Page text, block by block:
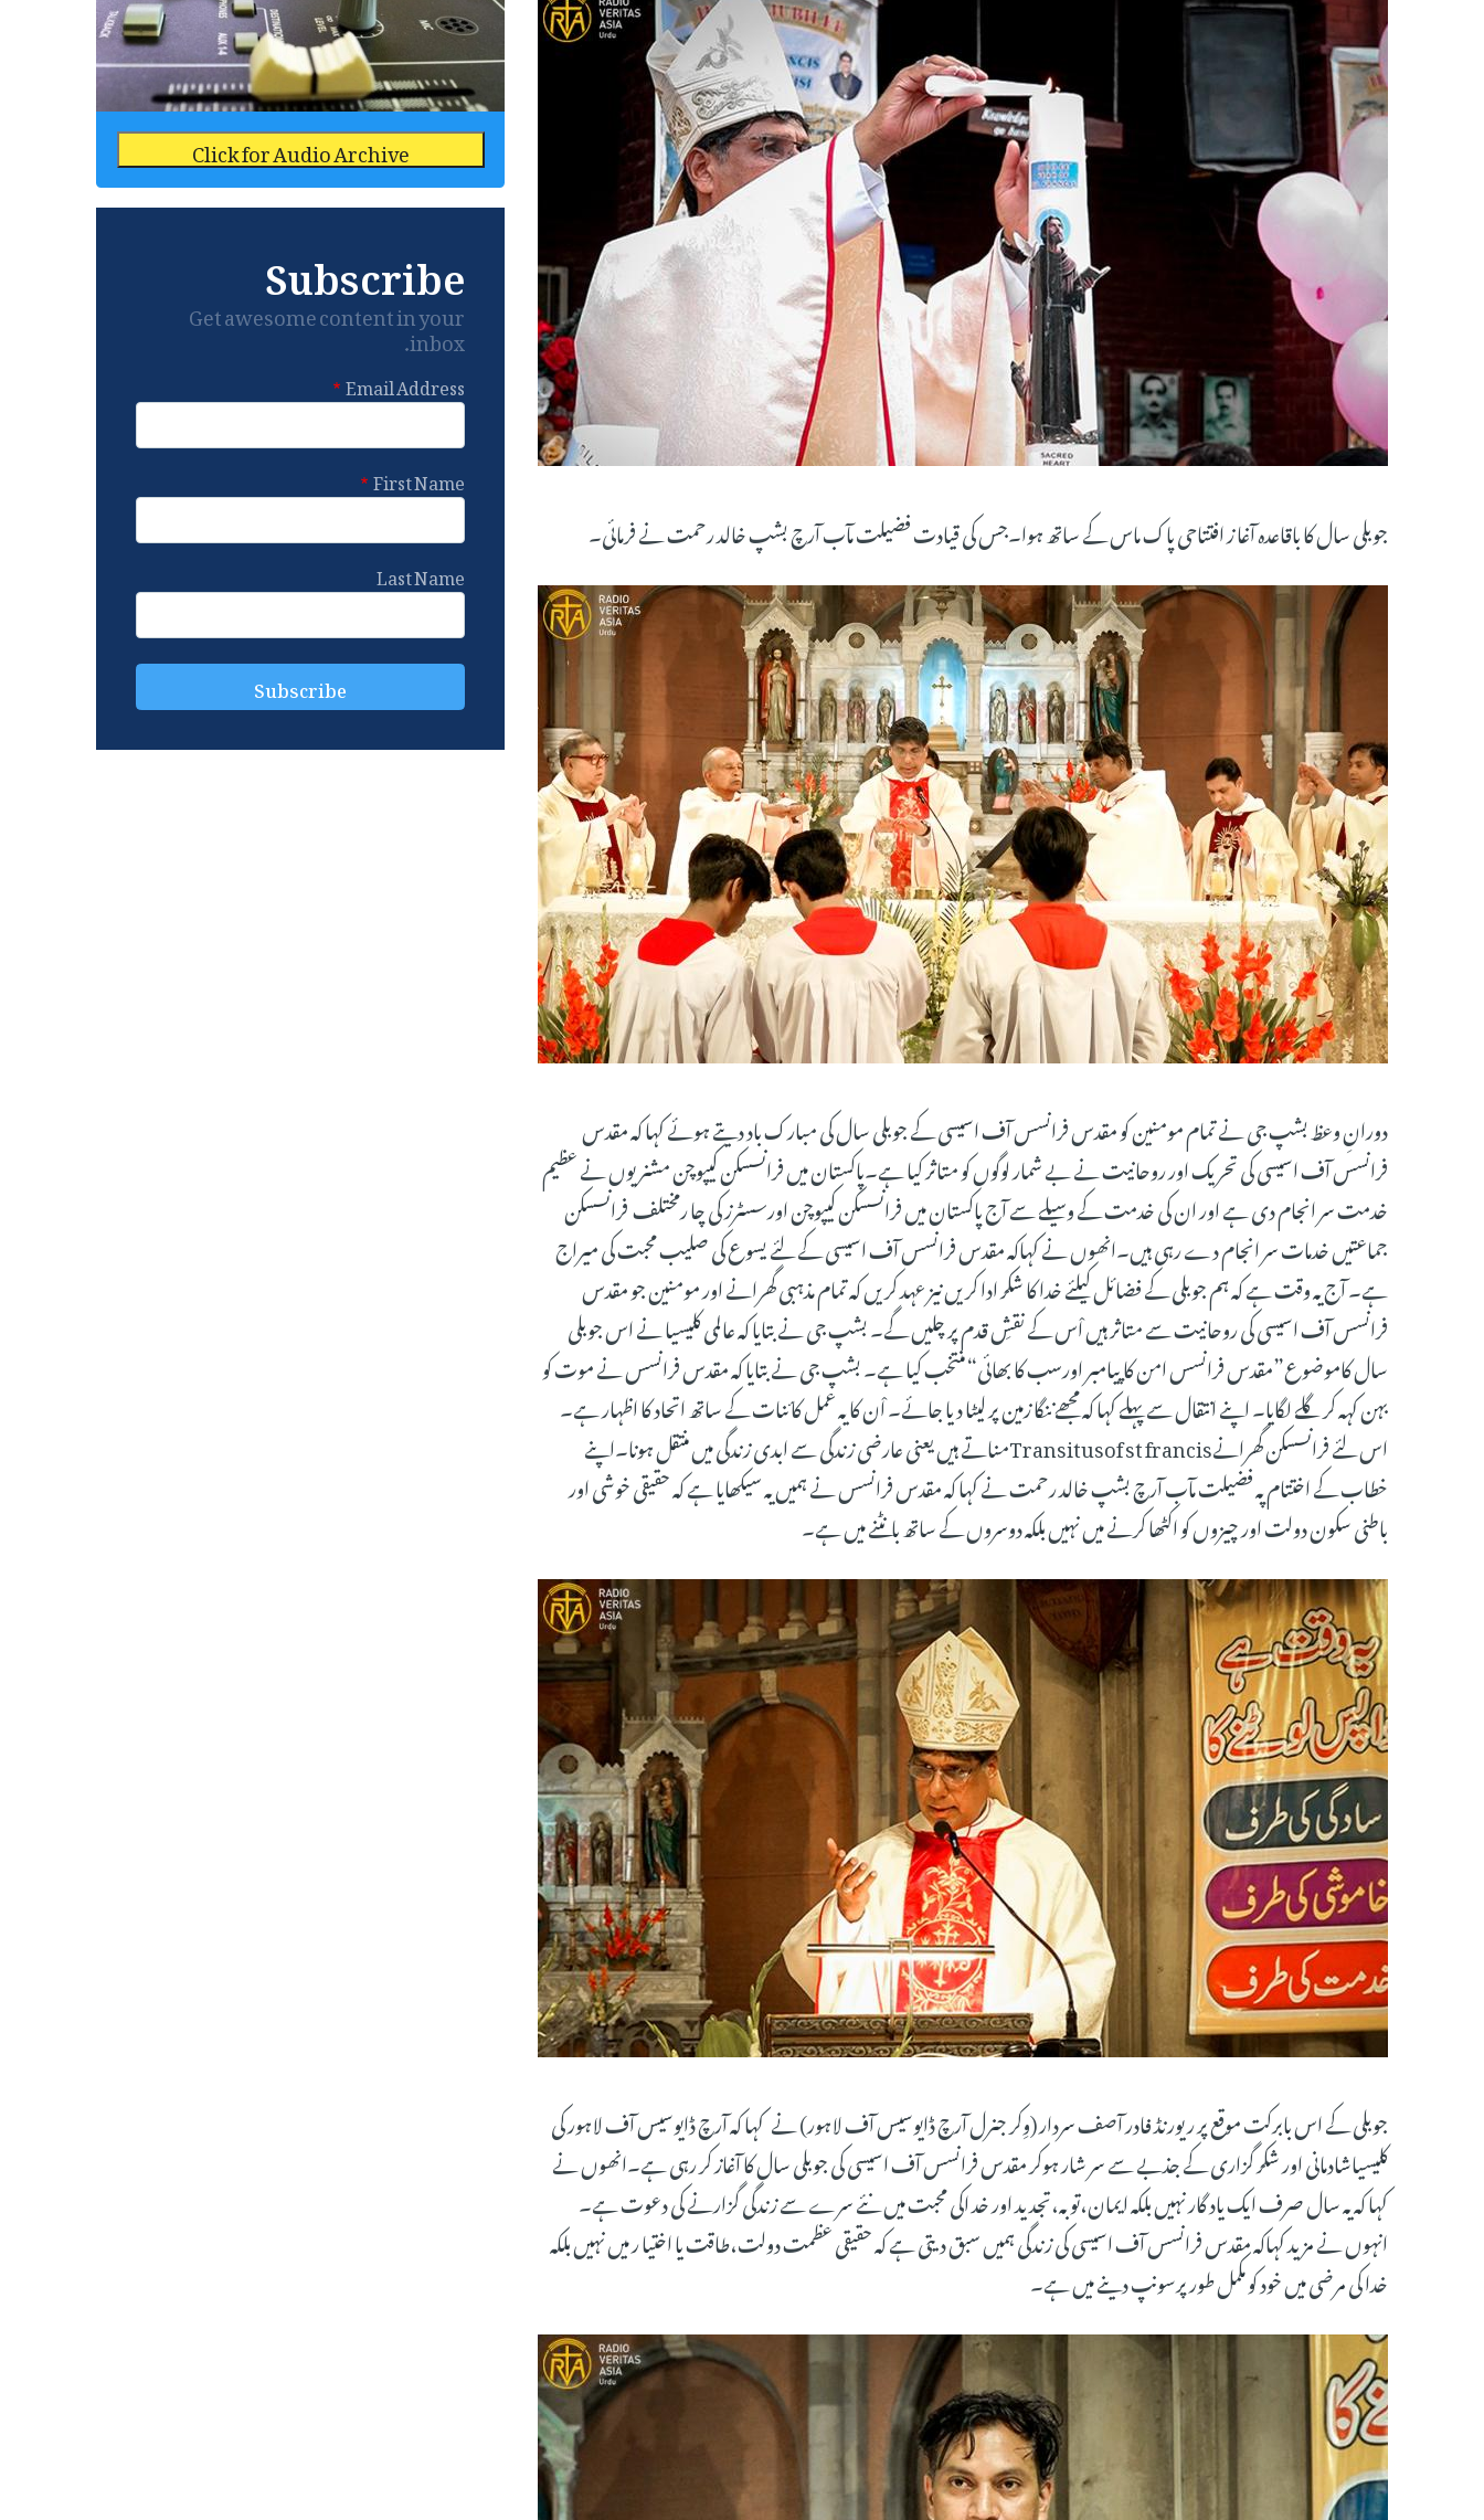
جوبلی سال کا باقاعدہ آغا ز افتتاحی پاک ماس کے ساتھ ہوا۔جس کی قیادت فضیلت مآب آرچ بشپ خالد رحمت نے فرمائی۔
دورانِ وعظ بشپ جی نے تمام مومنین کو مقدس فرانسس آف اسیسی کے جوبلی سال کی مبارک باد دیتے ہوئے کہا کہ مقدس
فرانسس آف اسیسی کی تحریک اور روحانیت نے بے شمار لوگوں کو متاثر کیا ہے۔پاکستان میں فرانسسکن کیپوچن مشنریوں نے عظیم
خدمت سر انجام دی ہے اور ان کی خدمت کے وسیلے سے آج پاکستان میں فرانسسکن کیپوچن اورسسٹرز کی چا رمختلف فرانسسکن
جماعتیں خدمات سر انجام دے رہی ہیں۔انھوں نے کہاکہ مقدس فرانسس آف اسیسی کے لئے یسوع کی صلیب محبت کی میراج
ہے۔ آج یہ وقت ہے کہ ہم جوبلی کے فضائل کیلئے خدا کا شکر ادا کریں نیز عہد کریں کہ تمام مذہبی گھرانے اور مومنین جو مقدس
فرانسس آف اسیسی کی روحانیت سے متاثر ہیں اْس کے نقشِ قدم پر چلیں گے۔ بشپ جی نے بتایا کہ عالمی کلیسیا نے اس جوبلی
سال کاموضوع”مقدس فرانسس امن کا پیامبر اورسب کا بھائی“ منتخب کیا ہے۔ بشپ جی نے بتایا کہ مقدس فرانسس نے موت کو
بہن کہہ کر گلے لگایا۔ اپنے انتقال سے پہلے کہا کہ مجھے ننگا زمین پر لیٹا دیا جائے۔ اْن کا یہ عمل کائنات کے ساتھ اتحاد کا اظہار ہے۔
اس لئے فرانسسکن گھرانےTransitusof st francisمناتے ہیں یعنی عارضی زندگی سے ابدی زندگی میں منتقل ہونا۔اپنے
خطاب کے اختتام پہ فضیلت مآب آرچ بشپ خالد رحمت نے کہا کہ مقدس فرانسس نے ہمیں یہ سیکھایا ہے کہ حقیقی خوشی اور
باطنی سکون دولت اور چیزوں کو اکٹھا کرنے میں نہیں بلکہ دوسروں کے ساتھ بانٹنے میں ہے۔
جوبلی کے اس بابرکت موقع پر ریورنڈ فادر آصف سردار (وِکر جنرل آرچ ڈایوسیس آف لاہور) نے کہا کہ آرچ ڈایوسیس آف لاہور کی
کلیسیاشادمانی اور شکر گزاری کے جذبے سے سر شار ہوکر مقدس فرانسس آف اسیسی کی جوبلی سال کا آغاز کر رہی ہے۔انھوں نے
کہا کہ یہ سال صرف ایک یاد گار نہیں بلکہ ایمان،توبہ،تجدید اور خد اکی محبت میں نئے سرے سے زندگی گزارنے کی دعوت ہے۔
انہوں نے مزید کہاکہ مقدس فرانسس آف اسیسی کی زندگی ہمیں سبق دیتی ہے کہ حقیقی عظمت دولت،طاقت یا اختیا ر میں نہیں بلکہ
خدا کی مرضی میں خود کو مکمل طور پرسونپ دینے میں ہے۔
Click for Audio Archive
Subscribe
Get awesome content in your
inbox.
Email Address
First Name
Last Name